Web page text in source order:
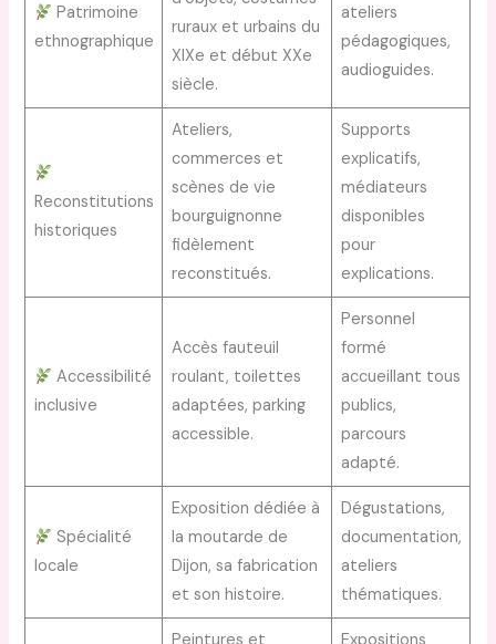
Patrimoine
ethnographique
ruraux et urbains du
XIXe et début XXe
siècle.
ateliers
pédagogiques,
audioguides.
Reconstitutions
historiques
Ateliers,
commerces et
scènes de vie
bourguignonne
fidèlement
reconstitués.
Supports
explicatifs,
médiateurs
disponibles
pour
explications.
Accessibilité
inclusive
Accès fauteuil
roulant, toilettes
adaptées, parking
accessible.
Personnel
formé
accueillant tous
publics,
parcours
adapté.
Spécialité
locale
Exposition dédiée à
la moutarde de
Dijon, sa fabrication
et son histoire.
Dégustations,
documentation,
ateliers
thématiques.